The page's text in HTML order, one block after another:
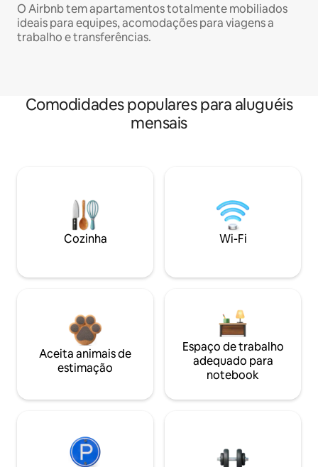
O Airbnb tem apartamentos totalmente mobiliados
ideais para equipes, acomodações para viagens a
trabalho e transferências.
Comodidades populares para aluguéis
mensais
Cozinha Wi-Fi
Aceita animais de
estimação
Espaço de trabalho
adequado para
notebook